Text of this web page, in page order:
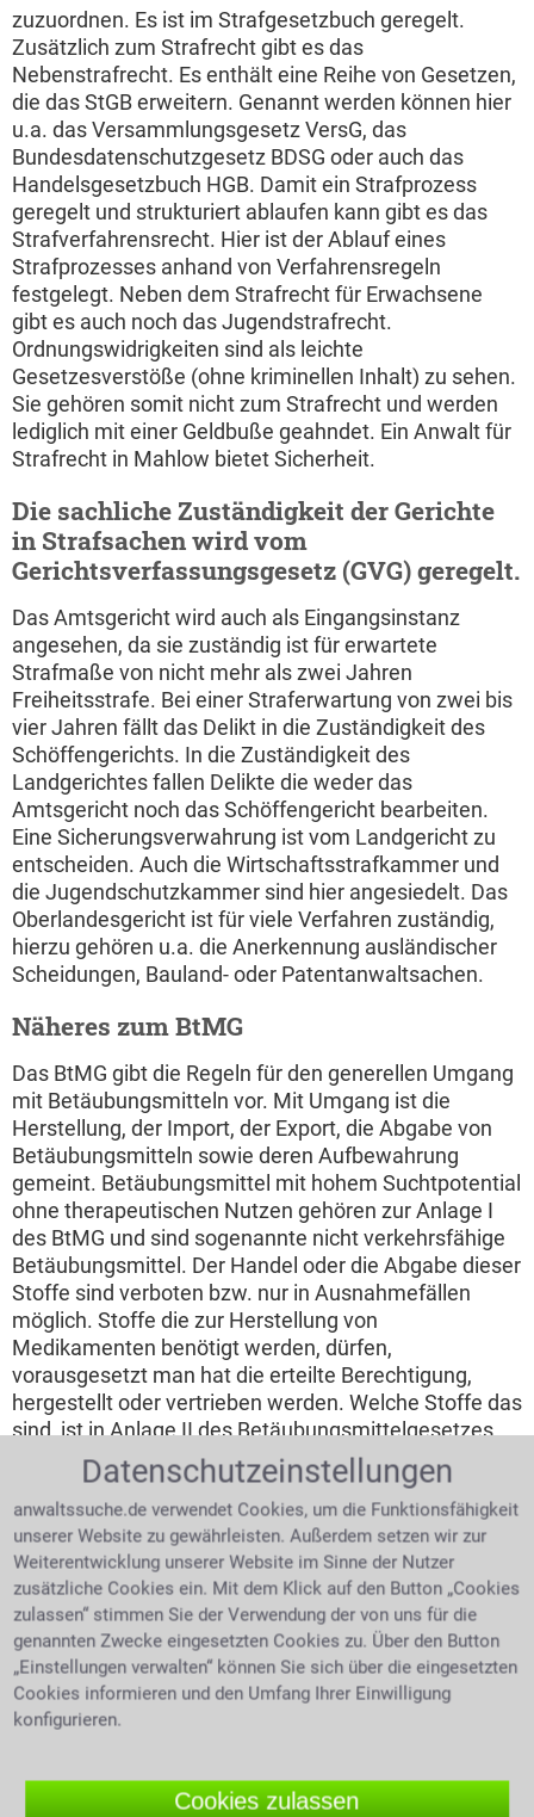
zuzuordnen. Es ist im Strafgesetzbuch geregelt.
Zusätzlich zum Strafrecht gibt es das
Nebenstrafrecht. Es enthält eine Reihe von Gesetzen,
die das StGB erweitern. Genannt werden können hier
u.a. das Versammlungsgesetz VersG, das
Bundesdatenschutzgesetz BDSG oder auch das
Handelsgesetzbuch HGB. Damit ein Strafprozess
geregelt und strukturiert ablaufen kann gibt es das
Strafverfahrensrecht. Hier ist der Ablauf eines
Strafprozesses anhand von Verfahrensregeln
festgelegt. Neben dem Strafrecht für Erwachsene
gibt es auch noch das Jugendstrafrecht.
Ordnungswidrigkeiten sind als leichte
Gesetzesverstöße (ohne kriminellen Inhalt) zu sehen.
Sie gehören somit nicht zum Strafrecht und werden
lediglich mit einer Geldbuße geahndet. Ein Anwalt für
Strafrecht in Mahlow bietet Sicherheit.
Die sachliche Zuständigkeit der Gerichte
in Strafsachen wird vom
Gerichtsverfassungsgesetz (GVG) geregelt.
Das Amtsgericht wird auch als Eingangsinstanz
angesehen, da sie zuständig ist für erwartete
Strafmaße von nicht mehr als zwei Jahren
Freiheitsstrafe. Bei einer Straferwartung von zwei bis
vier Jahren fällt das Delikt in die Zuständigkeit des
Schöffengerichts. In die Zuständigkeit des
Landgerichtes fallen Delikte die weder das
Amtsgericht noch das Schöffengericht bearbeiten.
Eine Sicherungsverwahrung ist vom Landgericht zu
entscheiden. Auch die Wirtschaftsstrafkammer und
die Jugendschutzkammer sind hier angesiedelt. Das
Oberlandesgericht ist für viele Verfahren zuständig,
hierzu gehören u.a. die Anerkennung ausländischer
Scheidungen, Bauland- oder Patentanwaltsachen.
Näheres zum BtMG
Das BtMG gibt die Regeln für den generellen Umgang
mit Betäubungsmitteln vor. Mit Umgang ist die
Herstellung, der Import, der Export, die Abgabe von
Betäubungsmitteln sowie deren Aufbewahrung
gemeint. Betäubungsmittel mit hohem Suchtpotential
ohne therapeutischen Nutzen gehören zur Anlage I
des BtMG und sind sogenannte nicht verkehrsfähige
Betäubungsmittel. Der Handel oder die Abgabe dieser
Stoffe sind verboten bzw. nur in Ausnahmefällen
möglich. Stoffe die zur Herstellung von
Medikamenten benötigt werden, dürfen,
vorausgesetzt man hat die erteilte Berechtigung,
hergestellt oder vertrieben werden. Welche Stoffe das
sind, ist in Anlage II des Betäubungsmittelgesetzes
geregelt. Anlage III des BtMG listet Betäubungsmittel,
die verkehrsfähig und verschreibungsfähig (aus Sicht
des Arztes, oder der Apotheken) bzw.
verschreibungspflichtig (aus Patientensicht) und
somit erwerbbar sind. Der Umgang mit
Betäubungsmitteln ist nur mit entsprechender
Erlaubnis straffrei. Ein ärztliches Rezept für Cannabis
oder Amphetamine, wie Ritalin stellt eine Legitimation
für deren Besitz und seinen Konsum dar. Sind Sie mit
verbotenen Substanzen von der Polizei erwischt
worden hilft ein Anwalt für Strafrecht in Mahlow.
Betäubungsmittel und Straßenverkehr
Datenschutzeinstellungen
anwaltssuche.de verwendet Cookies, um die Funktionsfähigkeit
unserer Website zu gewährleisten. Außerdem setzen wir zur
Weiterentwicklung unserer Website im Sinne der Nutzer
zusätzliche Cookies ein. Mit dem Klick auf den Button „Cookies
zulassen“ stimmen Sie der Verwendung der von uns für die
genannten Zwecke eingesetzten Cookies zu. Über den Button
„Einstellungen verwalten“ können Sie sich über die eingesetzten
Cookies informieren und den Umfang Ihrer Einwilligung
konfigurieren.
Cookies zulassen